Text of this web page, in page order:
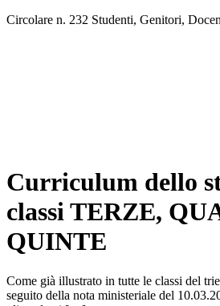
Circolare n. 232 Studenti, Genitori,
Curriculum dello
classi TERZE,
QUINTE
Come già illustrato in tutte le classi del
seguito della nota ministeriale del